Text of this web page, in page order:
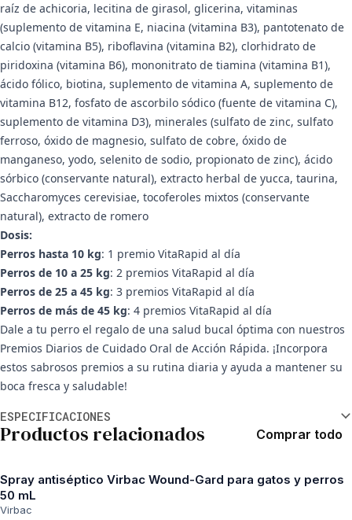
raíz de achicoria, lecitina de girasol, glicerina, vitaminas
(suplemento de vitamina E, niacina (vitamina B3), pantotenato de
calcio (vitamina B5), riboflavina (vitamina B2), clorhidrato de
piridoxina (vitamina B6), mononitrato de tiamina (vitamina B1),
ácido fólico, biotina, suplemento de vitamina A, suplemento de
vitamina B12, fosfato de ascorbilo sódico (fuente de vitamina C),
suplemento de vitamina D3), minerales (sulfato de zinc, sulfato
ferroso, óxido de magnesio, sulfato de cobre, óxido de
manganeso, yodo, selenito de sodio, propionato de zinc), ácido
sórbico (conservante natural), extracto herbal de yucca, taurina,
Saccharomyces cerevisiae, tocoferoles mixtos (conservante
natural), extracto de romero
Dosis:
Perros hasta 10 kg: 1 premio VitaRapid al día
Perros de 10 a 25 kg: 2 premios VitaRapid al día
Perros de 25 a 45 kg: 3 premios VitaRapid al día
Perros de más de 45 kg: 4 premios VitaRapid al día
Dale a tu perro el regalo de una salud bucal óptima con nuestros
Premios Diarios de Cuidado Oral de Acción Rápida. ¡Incorpora
estos sabrosos premios a su rutina diaria y ayuda a mantener su
boca fresca y saludable!
ESPECIFICACIONES
Productos relacionados Comprar todo
Spray antiséptico Virbac Wound-Gard para gatos y perros
50 mL
Virbac